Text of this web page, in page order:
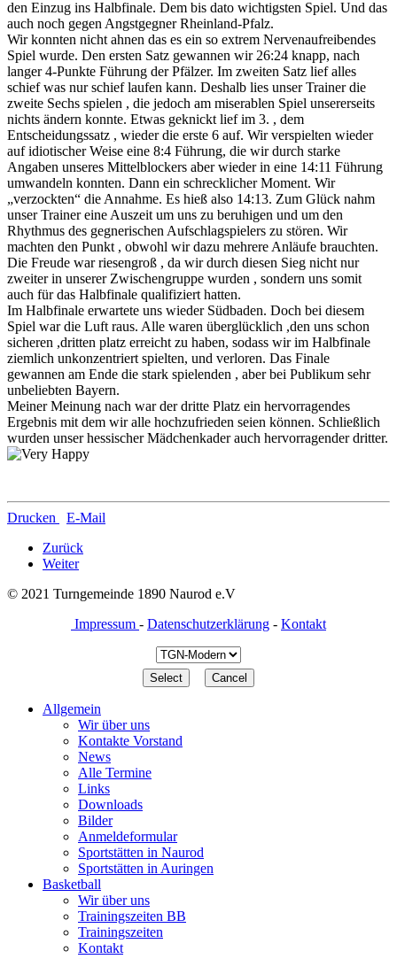
den Einzug ins Halbfinale. Dem bis dato wichtigsten Spiel. Und das
auch noch gegen Angstgegner Rheinland-Pfalz.
Wir konnten nicht ahnen das es ein so extrem Nervenaufreibendes
Spiel wurde. Den ersten Satz gewannen wir 26:24 knapp, nach
langer 4-Punkte Führung der Pfälzer. Im zweiten Satz lief alles
schief was nur schief laufen kann. Deshalb lies unser Trainer die
zweite Sechs spielen , die jedoch am miserablen Spiel unsererseits
nichts ändern konnte. Etwas geknickt lief im 3. , dem
Entscheidungssatz , wieder die erste 6 auf. Wir verspielten wieder
auf idiotischer Weise eine 8:4 Führung, die wir durch starke
Angaben unseres Mittelblockers aber wieder in eine 14:11 Führung
umwandeln konnten. Dann ein schrecklicher Moment. Wir
„verzockten“ die Annahme. Es hieß also 14:13. Zum Glück nahm
unser Trainer eine Auszeit um uns zu beruhigen und um den
Rhythmus des gegnerischen Aufschlagspielers zu stören. Wir
machten den Punkt , obwohl wir dazu mehrere Anläufe brauchten.
Die Freude war riesengroß , da wir durch diesen Sieg nicht nur
zweiter in unserer Zwischengruppe wurden , sondern uns somit
auch für das Halbfinale qualifiziert hatten.
Im Halbfinale erwartete uns wieder Südbaden. Doch bei diesem
Spiel war die Luft raus. Alle waren überglücklich ,den uns schon
sicheren ,dritten platz erreicht zu haben, sodass wir im Halbfinale
ziemlich unkonzentriert spielten, und verloren. Das Finale
gewannen am Ende die stark spielenden , aber bei Publikum sehr
unbeliebten Bayern.
Meiner Meinung nach war der dritte Platz ein hervorragendes
Ergebnis mit dem wir alle hochzufrieden seien können. Schließlich
wurden unser hessischer Mädchenkader auch hervorragender dritter.
Drucken
E-Mail
Zurück
Weiter
© 2021 Turngemeinde 1890 Naurod e.V
Impressum - Datenschutzerklärung - Kontakt
Allgemein
Wir über uns
Kontakte Vorstand
News
Alle Termine
Links
Downloads
Bilder
Anmeldeformular
Sportstätten in Naurod
Sportstätten in Auringen
Basketball
Wir über uns
Trainingszeiten BB
Trainingszeiten
Kontakt